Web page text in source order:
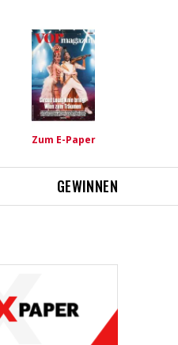
Zum E-Paper
GEWINNEN